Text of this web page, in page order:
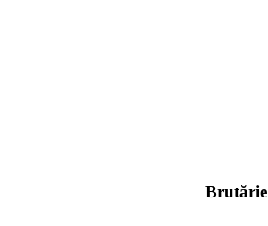
Brutărie